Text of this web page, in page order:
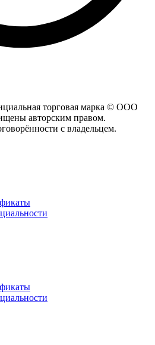
торговая марка © ООО
авторским правом.
с владельцем.